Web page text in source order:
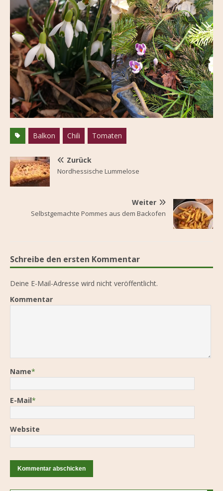
Balkon Chili Tomaten
Zurück
Nordhessische Lummelose
Weiter
Selbstgemachte Pommes aus dem Backofen
Schreibe den ersten Kommentar
Deine E-Mail-Adresse wird nicht veröffentlicht.
Kommentar
Name*
E-Mail*
Website